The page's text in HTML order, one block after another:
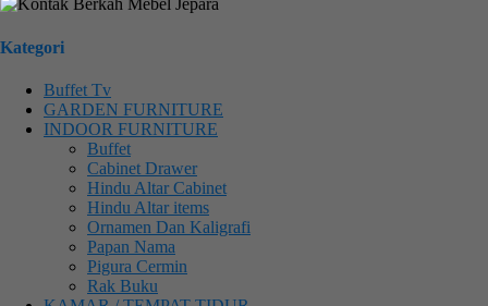
Kategori
Buffet Tv
GARDEN FURNITURE
INDOOR FURNITURE
Buffet
Cabinet Drawer
Hindu Altar Cabinet
Hindu Altar items
Ornamen Dan Kaligrafi
Papan Nama
Pigura Cermin
Rak Buku